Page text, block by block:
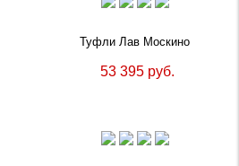
Туфли Лав Москино
53 395 руб.